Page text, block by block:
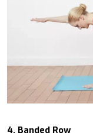
4. Banded Row